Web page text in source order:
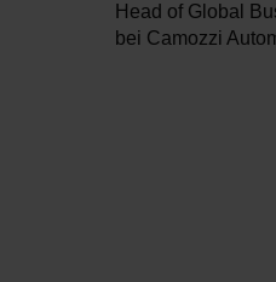
Head of Global
bei Camozzi